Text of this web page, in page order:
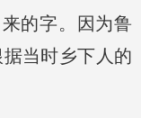
的字。因为鲁
当时乡下人的